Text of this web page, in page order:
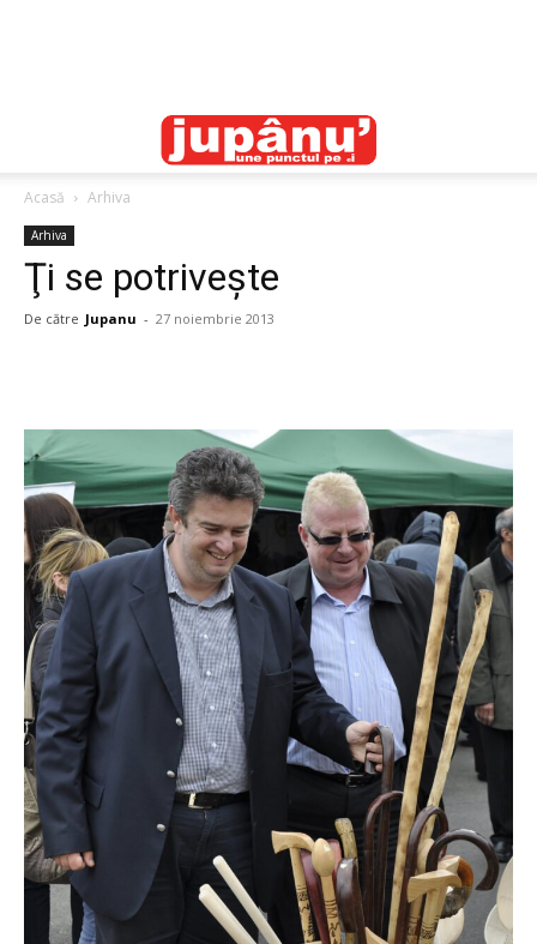
Acasă Arhiva
Arhiva
Ţi se potriveşte
De către Jupanu - 27 noiembrie 2013